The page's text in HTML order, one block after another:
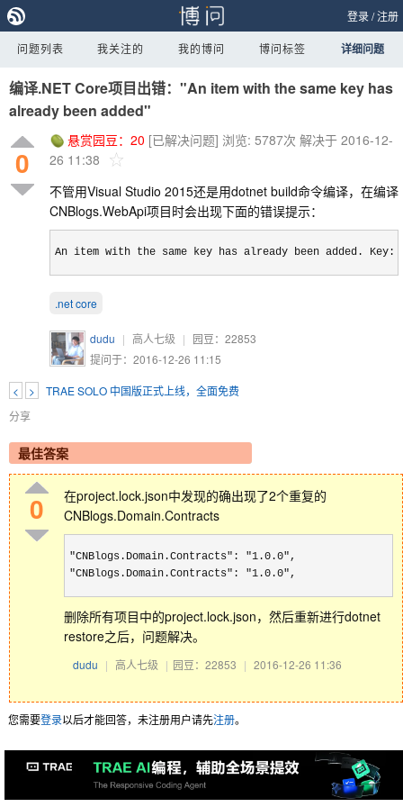
登录/注册
问题列表 我关注的 我的博问 博问标签 详细问题
编译.NET Core项目出错："An item with the same key has
already been added"
0
悬赏园豆： 20 [已解决问题] 浏览: 5787次 解决于 2016-12-
26 11:38
不管用Visual Studio 2015还是用dotnet build命令编译，在编译
CNBlogs.WebApi项目时会出现下面的错误提示：
An item with the same key has already been added. Key:
.net core
dudu | 高人七级 | 园豆： 22853
提问于：2016-12-26 11:15
< >
TRAE SOLO 中国版正式上线，全面免费
分享
最佳答案
0
在project.lock.json中发现的确出现了2个重复的
CNBlogs.Domain.Contracts
"CNBlogs.Domain.Contracts": "1.0.0",
"CNBlogs.Domain.Contracts": "1.0.0",
删除所有项目中的project.lock.json，然后重新进行dotnet
restore之后，问题解决。
dudu | 高人七级 | 园豆：22853 | 2016-12-26 11:36
您需要登录以后才能回答，未注册用户请先注册。